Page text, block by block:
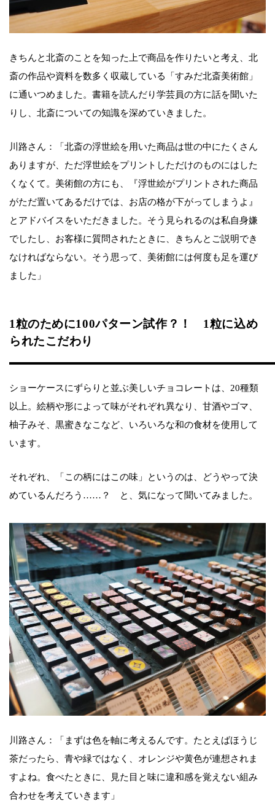
きちんと北斎のことを知った上で商品を作りたいと考え、北
斎の作品や資料を数多く収蔵している「すみだ北斎美術館」
に通いつめました。書籍を読んだり学芸員の方に話を聞いた
りし、北斎についての知識を深めていきました。
川路さん：「北斎の浮世絵を用いた商品は世の中にたくさん
ありますが、ただ浮世絵をプリントしただけのものにはした
くなくて。美術館の方にも、『浮世絵がプリントされた商品
がただ置いてあるだけでは、お店の格が下がってしまうよ』
とアドバイスをいただきました。そう見られるのは私自身嫌
でしたし、お客様に質問されたときに、きちんとご説明でき
なければならない。そう思って、美術館には何度も足を運び
ました」
1粒のために100パターン試作？！ 1粒に込め
られたこだわり
ショーケースにずらりと並ぶ美しいチョコレートは、20種類
以上。絵柄や形によって味がそれぞれ異なり、甘酒やゴマ、
柚子みそ、黒蜜きなこなど、いろいろな和の食材を使用して
います。
それぞれ、「この柄にはこの味」というのは、どうやって決
めているんだろう……？ と、気になって聞いてみました。
川路さん：「まずは色を軸に考えるんです。たとえばほうじ
茶だったら、青や緑ではなく、オレンジや黄色が連想されま
すよね。食べたときに、見た目と味に違和感を覚えない組み
合わせを考えていきます」